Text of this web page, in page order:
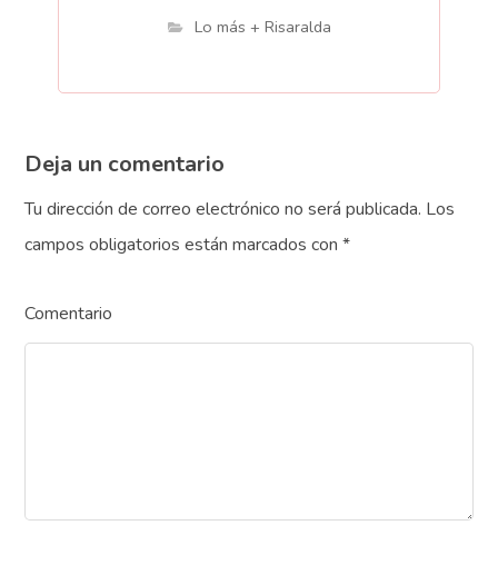
Lo más + Risaralda
Deja un comentario
Tu dirección de correo electrónico no será publicada. Los
campos obligatorios están marcados con*
Comentario